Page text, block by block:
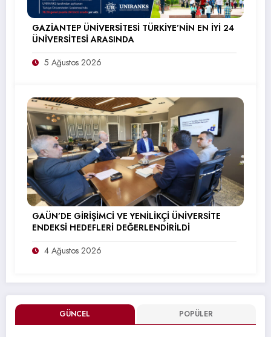
GÜNCEL POPÜLER
GAZİANTEP ÜNİVERSİTESİ TÜRKİYE’NİN EN İYİ 24
ÜNİVERSİTESİ ARASINDA
5 Ağustos 2026
GAÜN’DE GİRİŞİMCİ VE YENİLİKÇİ ÜNİVERSİTE
ENDEKSİ HEDEFLERİ DEĞERLENDİRİLDİ
4 Ağustos 2026